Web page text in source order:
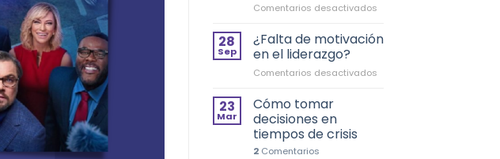
deja
´t
Comentarios desactivadosen
enfrentar
los
Y
28
Sep
¿Falta de motivación
en el liderazgo?
Comentarios desactivadosen
23
Mar
Cómo tomar
decisiones en
tiempos de crisis
2Comentarios